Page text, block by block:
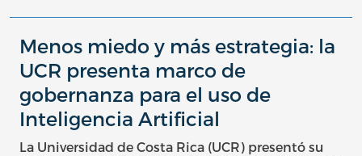
Menos miedo y más estrategia: la
UCR presenta marco de
gobernanza para el uso de
Inteligencia Artificial
La Universidad de Costa Rica (UCR) presentó su